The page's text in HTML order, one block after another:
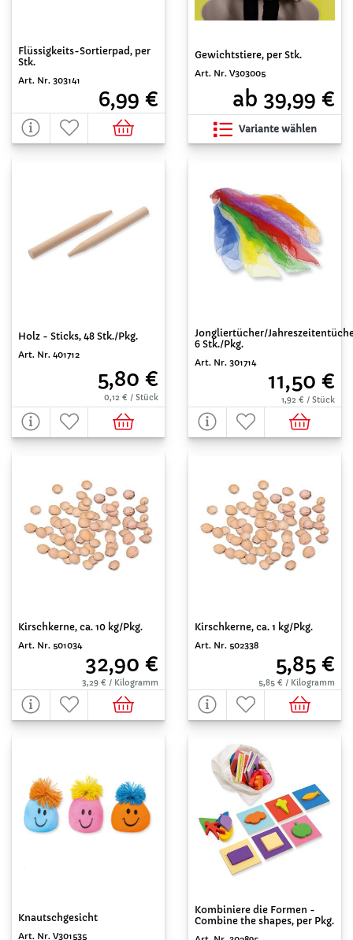
Flüssigkeits-Sortierpad, per
Stk.
Art. Nr. 303141
6,99 €
Gewichtstiere, per Stk.
Art. Nr. V303005
ab 39,99 €
Variante wählen
Holz - Sticks, 48 Stk./Pkg.
Art. Nr. 401712
5,80 €
0,12 € / Stück
Jongliertücher/
6 Stk./Pkg.
Art. Nr. 301714
11,50 €
1,92 € / Stück
Kirschkerne, ca. 10 kg/Pkg.
Art. Nr. 501034
32,90 €
3,29 € / Kilogramm
Kirschkerne, ca. 1 kg/Pkg.
Art. Nr. 502338
5,85 €
5,85 € / Kilogramm
Knautschgesicht
Art. Nr. V301535
Kombiniere die Formen -
Combine the shapes, per Pkg.